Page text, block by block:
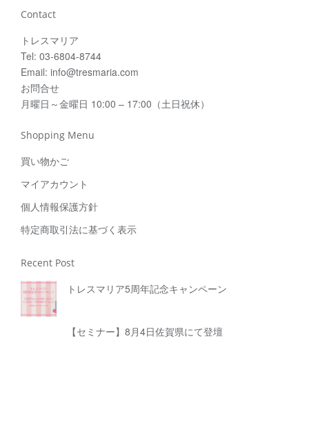
Contact
トレスマリア
Tel: 03-6804-8744
Email: info@tresmaria.com
お問合せ
月曜日～金曜日 10:00 – 17:00（土日祝休）
Shopping Menu
買い物かご
マイアカウント
個人情報保護方針
特定商取引法に基づく表示
Recent Post
トレスマリア5周年記念キャンペーン
【セミナー】8月4日佐賀県にて登壇